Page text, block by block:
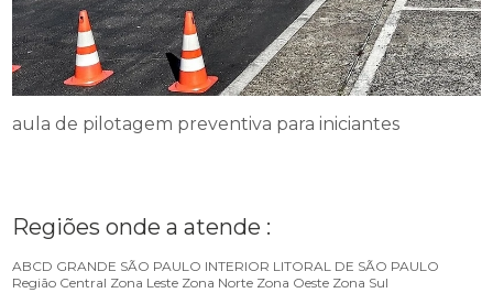
aula de pilotagem preventiva para iniciantes
Regiões onde a atende :
ABCD GRANDE SÃO PAULO INTERIOR LITORAL DE SÃO PAULO
Região Central Zona Leste Zona Norte Zona Oeste Zona Sul